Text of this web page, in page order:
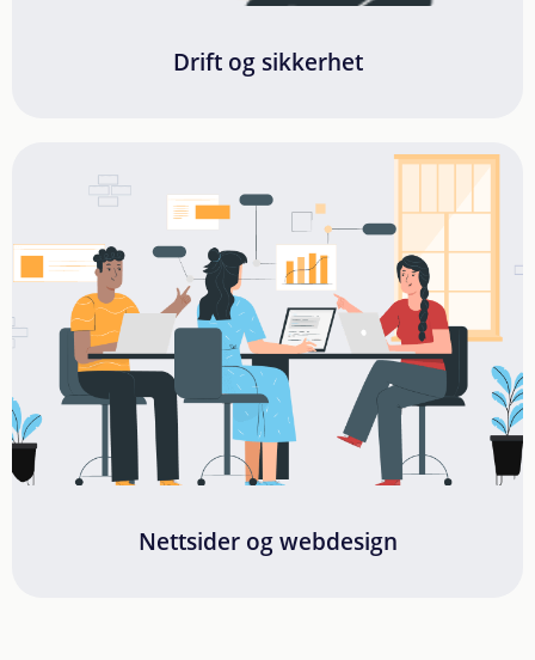
Drift og sikkerhet
Nettsider og webdesign